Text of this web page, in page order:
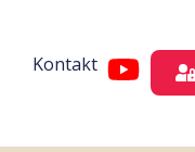
Kontakt